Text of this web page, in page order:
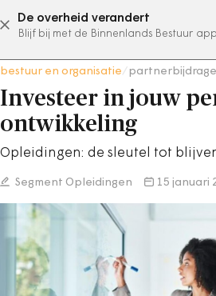
De overheid verandert
Blijf bij met de Binnenlands Bestuur app
abonneer nu
bestuur en organisatie partnerbijdrage
Investeer in jouw
ontwikkeling
Opleidingen: de sleutel tot
Segment Opleidingen 15 januari